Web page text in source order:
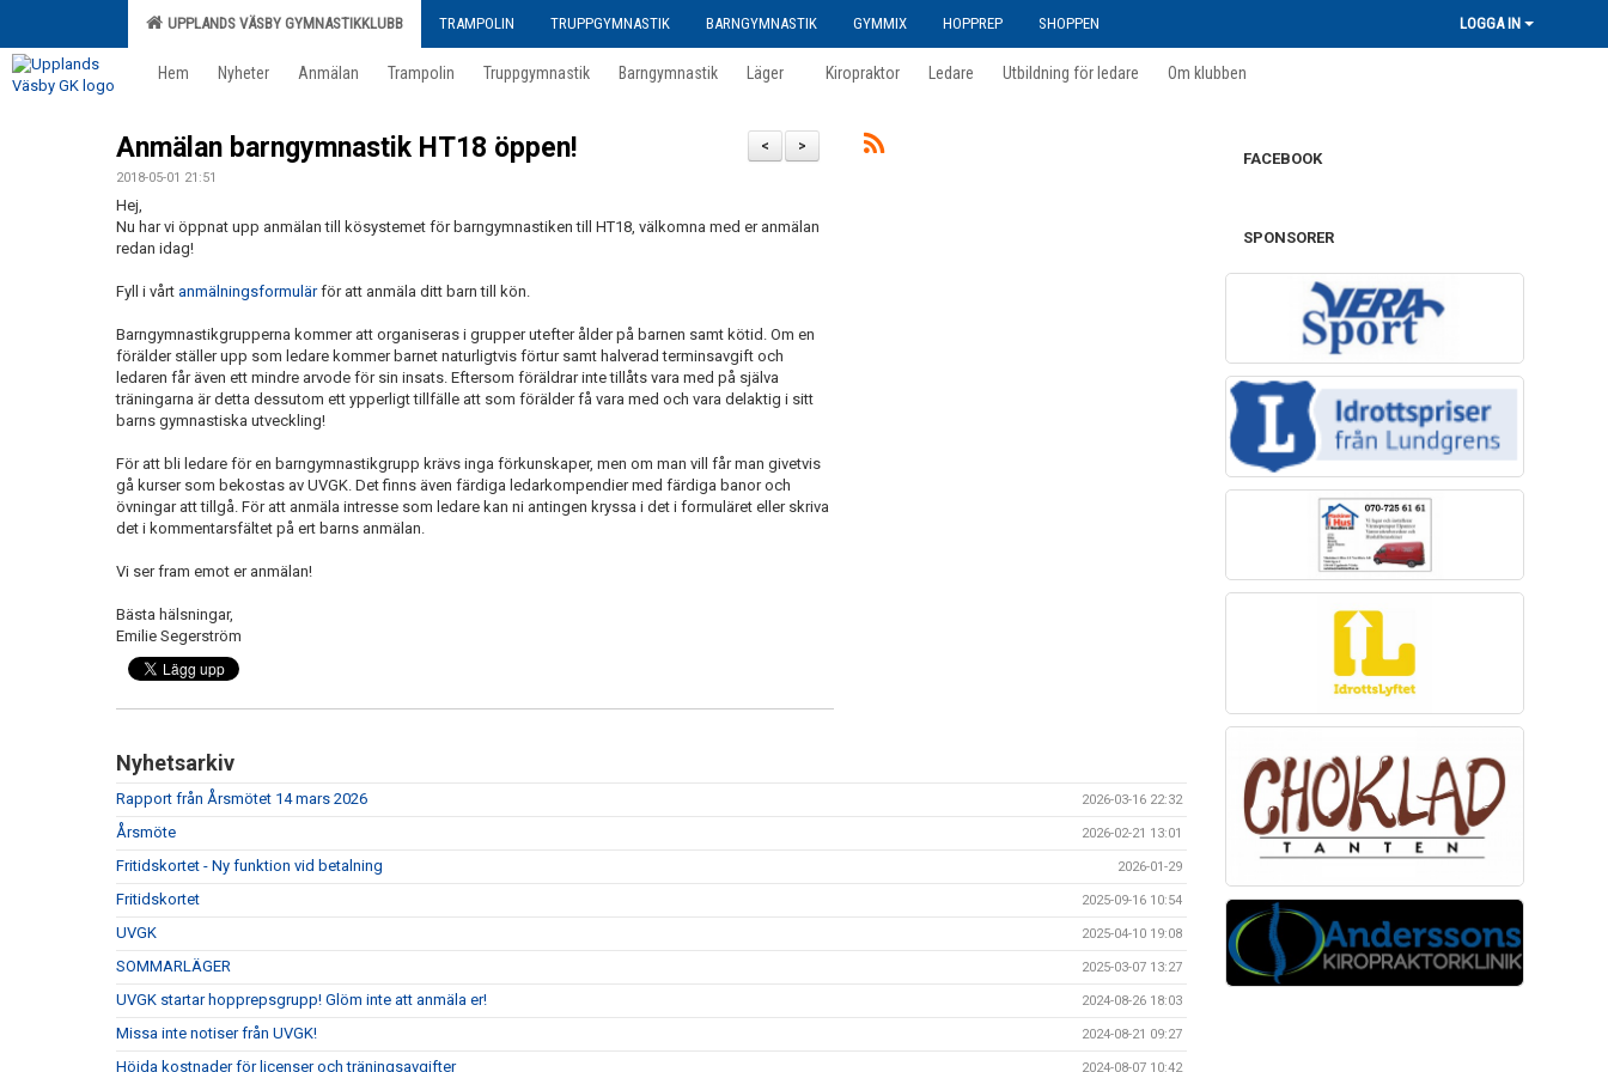
UPPLANDS VÄSBY GYMNASTIKKLUBB TRAMPOLIN TRUPPGYMNASTIK BARNGYMNASTIK GYMMIX HOPPREP SHOPPEN LOGGA IN
Hem Nyheter Anmälan Trampolin Truppgymnastik Barngymnastik Läger Kiropraktor Ledare Utbildning för ledare Om klubben
>
<
Anmälan barngymnastik HT18 öppen!
2018-05-01 21:51
Hej,
Nu har vi öppnat upp anmälan till kösystemet för barngymnastiken till HT18, välkomna med er anmälan
redan idag!
Fyll i vårt anmälningsformulärför att anmäla ditt barn till kön.
Barngymnastikgrupperna kommer att organiseras i grupper utefter ålder på barnen samt kötid. Om en
förälder ställer upp som ledare kommer barnet naturligtvis förtur samt halverad terminsavgift och
ledaren får även ett mindre arvode för sin insats. Eftersom föräldrar inte tillåts vara med på själva
träningarna är detta dessutom ett ypperligt tillfälle att som förälder få vara med och vara delaktig i sitt
barns gymnastiska utveckling!
För att bli ledare för en barngymnastikgrupp krävs inga förkunskaper, men om man vill får man givetvis
gå kurser som bekostas av UVGK. Det finns även färdiga ledarkompendier med färdiga banor och
övningar att tillgå. För att anmäla intresse som ledare kan ni antingen kryssa i det i formuläret eller skriva
det i kommentarsfältet på ert barns anmälan.
Vi ser fram emot er anmälan!
Bästa hälsningar,
Emilie Segerström
Nyhetsarkiv
Rapport från Årsmötet 14 mars 2026 2026-03-16 22:32
Årsmöte 2026-02-21 13:01
Fritidskortet - Ny funktion vid betalning 2026-01-29
Fritidskortet 2025-09-16 10:54
UVGK 2025-04-10 19:08
SOMMARLÄGER 2025-03-07 13:27
UVGK startar hopprepsgrupp! Glöm inte att anmäla er! 2024-08-26 18:03
Missa inte notiser från UVGK! 2024-08-21 09:27
Höjda kostnader för licenser och träningsavgifter 2024-08-07 10:42
FACEBOOK
SPONSORER